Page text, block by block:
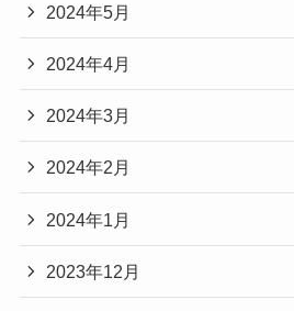
2024年5月
2024年4月
2024年3月
2024年2月
2024年1月
2023年12月